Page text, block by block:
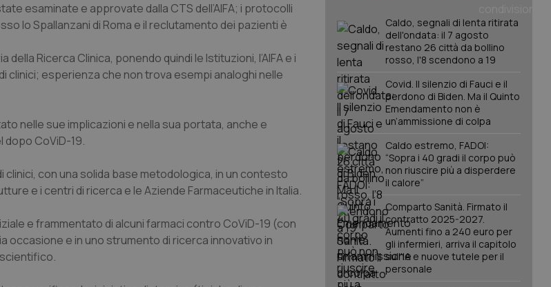
esaminate e approvate dalla CTS dell’AIFA; i protocolli
lo Spallanzani di Roma e il reclutamento dei pazienti è
Ricerca Clinica, ponendo quindi le Istituzioni, l’AIFA e i
clinici; esperienza che non trova esempi analoghi nelle
nelle sue implicazioni e nella sua portata, anche e
CoViD-19.
con una solida base metodologica, in un contesto
e i centri di ricerca e le Aziende Farmaceutiche in Italia.
e frammentato di alcuni farmaci contro CoViD-19 (con
e in uno strumento di ricerca innovativo in
Caldo, segnali di lenta ritirata
dell'ondata: il 7 agosto
restano 26 città da bollino
rosso, l'8 scendono a 19
Covid. Il silenzio di Fauci e il
perdono di Biden. Ma il Quinto
Emendamento non è
un’ammissione di colpa
Caldo estremo, FADOI:
“Sopra i 40 gradi il corpo può
non riuscire più a disperdere
il calore”
Comparto Sanità. Firmato il
contratto 2025-2027.
Aumenti fino a 240 euro per
gli infermieri, arriva il capitolo
sull'IA e nuove tutele per il
personale